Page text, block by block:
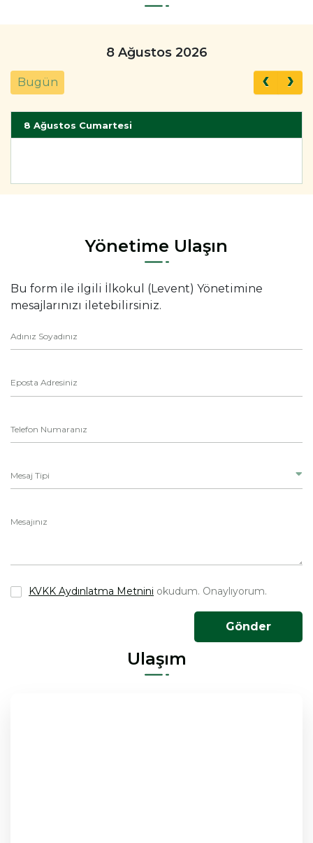
8 Ağustos 2026
Bugün
8 Ağustos Cumartesi
Yönetime Ulaşın
Bu form ile ilgili İlkokul (Levent) Yönetimine
mesajlarınızı iletebilirsiniz.
Adınız Soyadınız
Eposta Adresiniz
Telefon Numaranız
Mesaj Tipi
Mesajınız
KVKK Aydınlatma Metnini okudum. Onaylıyorum.
Ulaşım